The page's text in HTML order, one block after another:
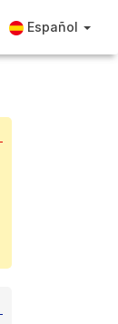
Español